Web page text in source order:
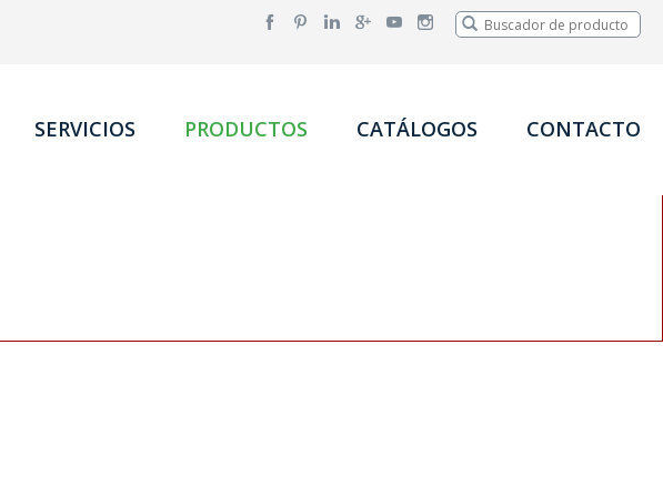
SERVICIOS PRODUCTOS CATÁLOGOS CONTACTO